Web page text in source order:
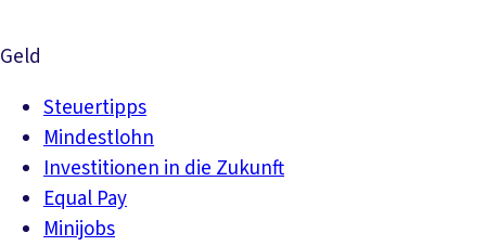
Geld
Steuertipps
Mindestlohn
Investitionen in die Zukunft
Equal Pay
Minijobs